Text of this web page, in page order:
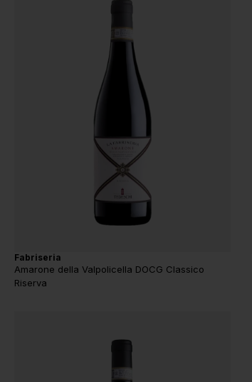
Fabriseria
Amarone della Valpolicella DOCG Classico
Riserva